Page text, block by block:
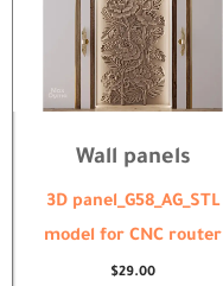
Wall panels
3D panel_G58_AG_STL
model for CNC router
$29.00